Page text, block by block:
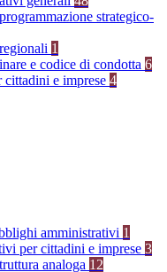
strategico-
1
e codice di condotta 6
e imprese 4
amministrativi 1
per cittadini e imprese 3
analoga 12